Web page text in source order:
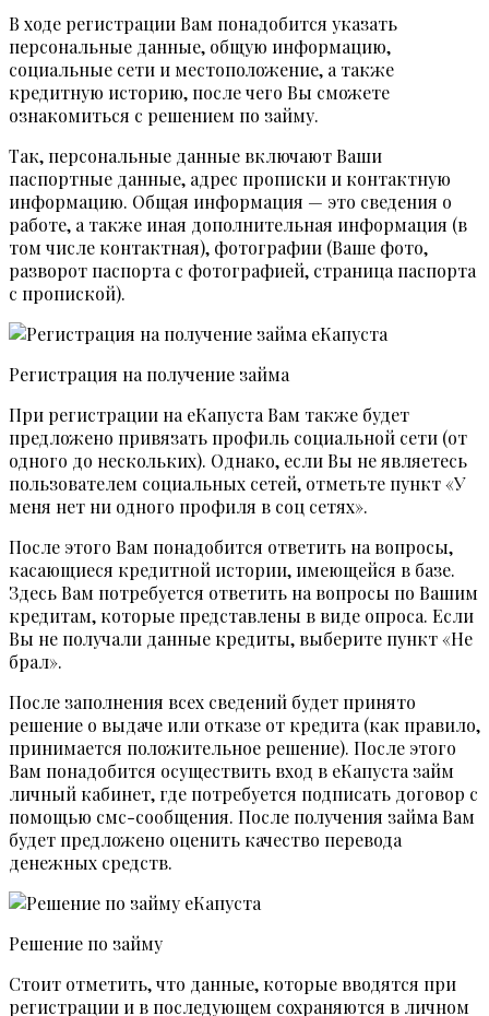
В ходе регистрации Вам понадобится указать
персональные данные, общую информацию,
социальные сети и местоположение, а также
кредитную историю, после чего Вы сможете
ознакомиться с решением по займу.
Так, персональные данные включают Ваши
паспортные данные, адрес прописки и контактную
информацию. Общая информация — это сведения о
работе, а также иная дополнительная информация (в
том числе контактная), фотографии (Ваше фото,
разворот паспорта с фотографией, страница паспорта
с пропиской).
Регистрация на получение займа
При регистрации на еКапуста Вам также будет
предложено привязать профиль социальной сети (от
одного до нескольких). Однако, если Вы не являетесь
пользователем социальных сетей, отметьте пункт «У
меня нет ни одного профиля в соц сетях».
После этого Вам понадобится ответить на вопросы,
касающиеся кредитной истории, имеющейся в базе.
Здесь Вам потребуется ответить на вопросы по Вашим
кредитам, которые представлены в виде опроса. Если
Вы не получали данные кредиты, выберите пункт «Не
брал».
После заполнения всех сведений будет принято
решение о выдаче или отказе от кредита (как правило,
принимается положительное решение). После этого
Вам понадобится осуществить вход в еКапуста займ
личный кабинет, где потребуется подписать договор с
помощью смс-сообщения. После получения займа Вам
будет предложено оценить качество перевода
денежных средств.
Решение по займу
Стоит отметить, что данные, которые вводятся при
регистрации и в последующем сохраняются в личном